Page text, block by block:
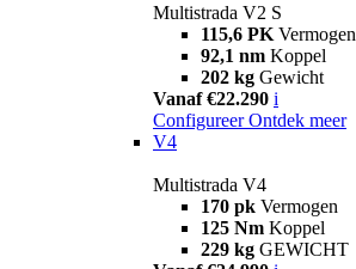
Multistrada V2 S
115,6 PK Vermogen
92,1 nm Koppel
202 kg Gewicht
Vanaf €22.290 i
Configureer Ontdek meer
V4
Multistrada V4
170 pk Vermogen
125 Nm Koppel
229 kg GEWICHT